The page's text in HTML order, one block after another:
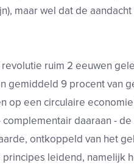
maar wel dat de
ruim 2 eeuwen
gemiddeld 9 procent van
op een circulaire
daaraan -
ontkoppeld van het
leidend, namelijk